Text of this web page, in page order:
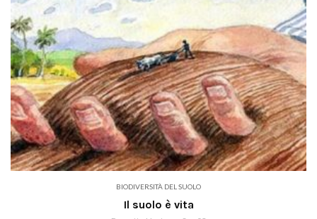
BIODIVERSITÀ DEL SUOLO
Il suolo è vita